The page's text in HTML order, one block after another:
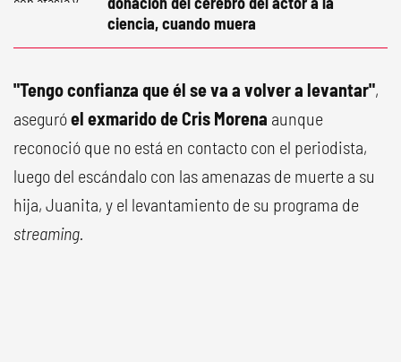
ciencia, cuando muera
"Tengo confianza que él se va a volver a levantar",
aseguróel exmarido de Cris Morena aunque
reconoció que no está en contacto con el periodista,
luego del escándalo con las amenazas de muerte a su
hija, Juanita, y el levantamiento de su programa de
streaming.